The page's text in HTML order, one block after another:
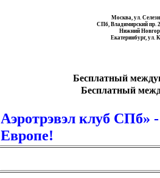
Москва, ул.
СПб, Владимирский пр.
Нижний
Екатеринбург, ул.
Бесплатный
Бесплатный
Аэротрэвэл клуб СПб»
Европе!